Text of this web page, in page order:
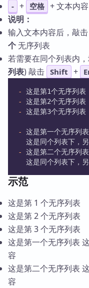
- + 空格 + 文本内容
说明：
输入文本内容后，敲击
个无序列表
若需要在同个列表内
列表) 敲击 Shift +
-
这是第1个无序
-
这是第2个无序
-
这是第3个无序列表
-
这是第一个无
这是同个列表下，
-
这是第二个无
这是同个列表下，
示范
这是第 1 个无序列表
这是第 2 个无序列表
这是第 3 个无序列表
这是第一个无序列表
容
这是第二个无序列表
容